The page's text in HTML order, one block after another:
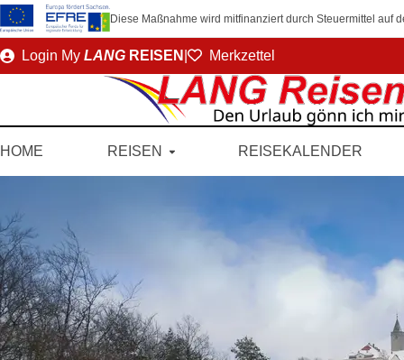
Diese Maßnahme wird mitfinanziert durch Steuermittel auf
DirektLogin My LANG REISEN Merkzettel
HOME REISEN REISEKALENDER